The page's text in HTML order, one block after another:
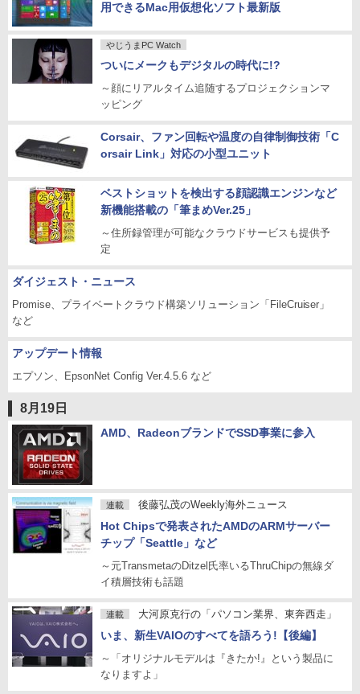
用できるMac用仮想化ソフト最新版
やじうまPC Watch
ついにメークもデジタルの時代に!?
～顔にリアルタイム追随するプロジェクションマ
ッピング
Corsair、ファン回転や温度の自律制御技術「C
orsair Link」対応の小型ユニット
ベストショットを検出する顔認識エンジンなど
新機能搭載の「筆まめVer.25」
～住所録管理が可能なクラウドサービスも提供予
定
ダイジェスト・ニュース
Promise、プライベートクラウド構築ソリューション「FileCruiser」
など
アップデート情報
エプソン、EpsonNet Config Ver.4.5.6 など
8月19日
AMD、RadeonブランドでSSD事業に参入
連載 後藤弘茂のWeekly海外ニュース
Hot Chipsで発表されたAMDのARMサーバー
チップ「Seattle」など
～元TransmetaのDitzel氏率いるThruChipの無線ダ
イ積層技術も話題
連載 大河原克行の「パソコン業界、東奔西走」
いま、新生VAIOのすべてを語ろう!【後編】
～「オリジナルモデルは『きたか!』という製品に
なりますよ」